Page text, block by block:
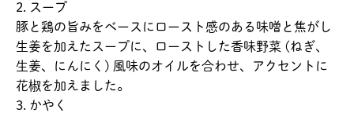
2. スープ
豚と鶏の旨みをベースにロースト感のある味噌と焦がし
生姜を加えたスープに、ローストした香味野菜 (ねぎ、
生姜、にんにく) 風味のオイルを合わせ、アクセントに
花椒を加えました。
3. かやく